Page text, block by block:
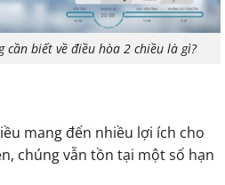
cần biết về điều hòa 2 chiều là gì?
mang đến nhiều lợi ích cho
chúng vẫn tồn tại một số hạn